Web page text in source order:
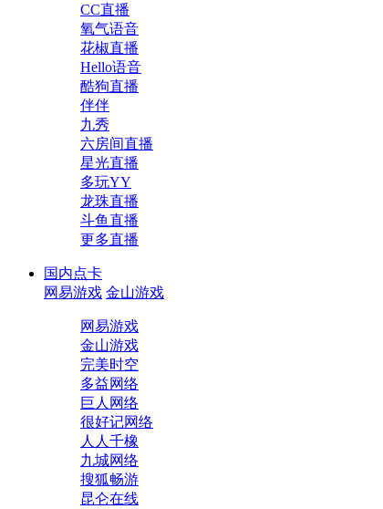
CC直播
氧气语音
花椒直播
Hello语音
酷狗直播
伴伴
九秀
六房间直播
星光直播
多玩YY
龙珠直播
斗鱼直播
更多直播
国内点卡
网易游戏 金山游戏
网易游戏
金山游戏
完美时空
多益网络
巨人网络
很好记网络
人人千橡
九城网络
搜狐畅游
昆仑在线